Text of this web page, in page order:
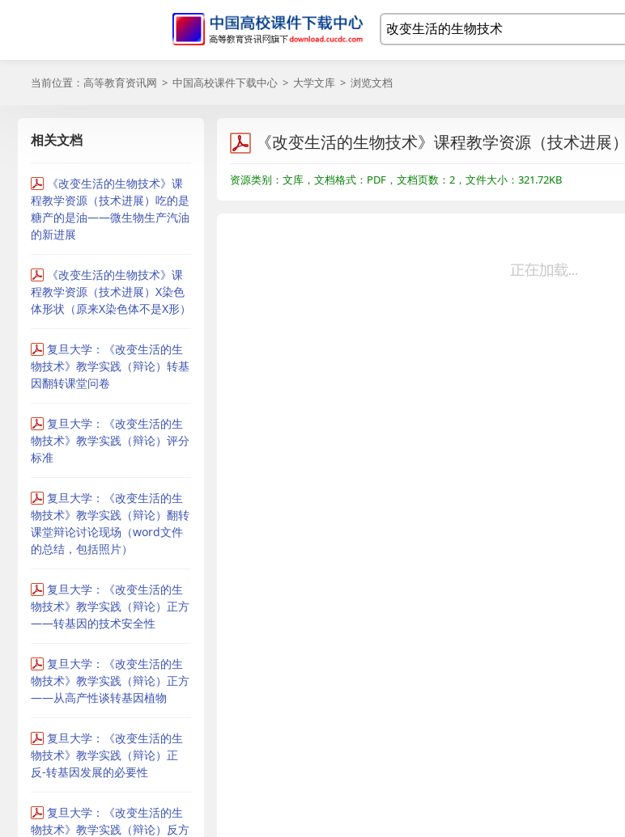
当前位置： 高等教育资讯网 > 中国高校课件下载中心 > 大学文库 > 浏览文档
相关文档
《改变生活的生物技术》课
程教学资源（技术进展）吃的是
糖产的是油——微生物生产汽油
的新进展
《改变生活的生物技术》课
程教学资源（技术进展）X染色
体形状（原来X染色体不是X形）
复旦大学：《改变生活的生
物技术》教学实践（辩论）转基
因翻转课堂问卷
复旦大学：《改变生活的生
物技术》教学实践（辩论）评分
标准
复旦大学：《改变生活的生
物技术》教学实践（辩论）翻转
课堂辩论讨论现场（word文件
的总结，包括照片）
复旦大学：《改变生活的生
物技术》教学实践（辩论）正方
——转基因的技术安全性
复旦大学：《改变生活的生
物技术》教学实践（辩论）正方
——从高产性谈转基因植物
复旦大学：《改变生活的生
物技术》教学实践（辩论）正
反-转基因发展的必要性
复旦大学：《改变生活的生
物技术》教学实践（辩论）反方
《改变生活的生物技术》课程教学资源（技术进展
资源类别：文库，文档格式：PDF，文档页数：2，文件大小：321.72KB